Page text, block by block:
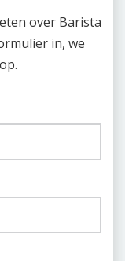
over Barista
in, we